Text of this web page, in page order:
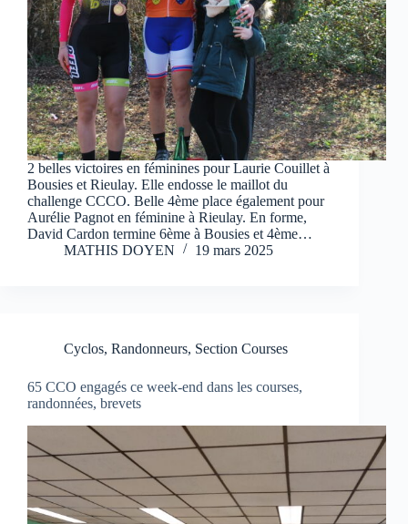
2 belles victoires en féminines pour Laurie Couillet à
Bousies et Rieulay. Elle endosse le maillot du
challenge CCCO. Belle 4ème place également pour
Aurélie Pagnot en féminine à Rieulay. En forme,
David Cardon termine 6ème à Bousies et 4ème…
MATHIS DOYEN
19 mars 2025
Cyclos, Randonneurs, Section Courses
65 CCO engagés ce week-end dans les courses,
randonnées, brevets